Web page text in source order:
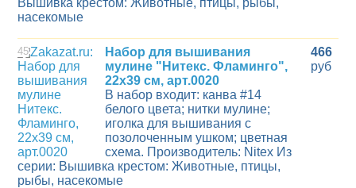
насекомые
45
Набор для вышивания
мулине "Нитекс. Фламинго",
22х39 см, арт.0020
В набор входит: канва #14
белого цвета; нитки мулине;
иголка для вышивания с
позолоченным ушком; цветная
схема. Производитель: Nitex Из
серии: Вышивка крестом: Животные, птицы,
рыбы, насекомые
466
руб